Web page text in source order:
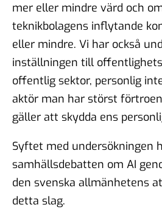
mer eller mindre värd och
teknikbolagens inflytande
eller mindre. Vi har också
inställningen till
offentlig sektor, personlig
aktör man har störst
gäller att skydda ens
Syftet med undersökningen
samhällsdebatten om AI
den svenska allmänhetens
detta slag.